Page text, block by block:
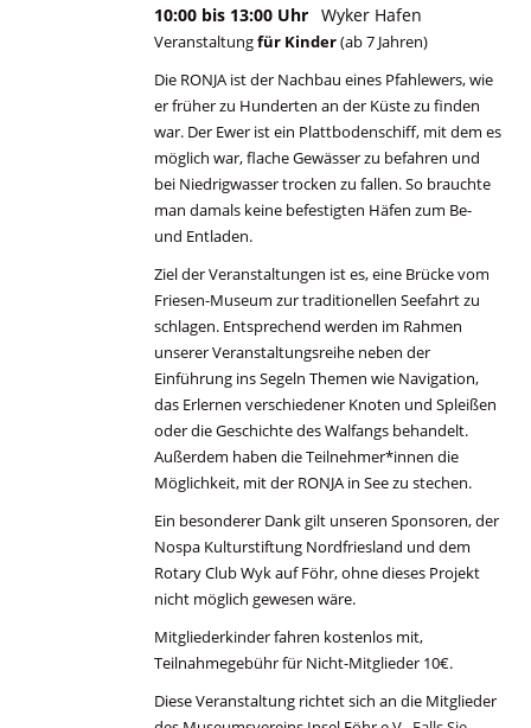
10:00 bis 13:00 Uhr Wyker Hafen
Veranstaltungfür Kinder(ab 7 Jahren)
Die RONJA ist der Nachbau eines Pfahlewers, wie
er früher zu Hunderten an der Küste zu finden
war. Der Ewer ist ein Plattbodenschiff, mit dem es
möglich war, flache Gewässer zu befahren und
bei Niedrigwasser trocken zu fallen. So brauchte
man damals keine befestigten Häfen zum Be-
und Entladen.
Ziel der Veranstaltungen ist es, eine Brücke vom
Friesen-Museum zur traditionellen Seefahrt zu
schlagen. Entsprechend werden im Rahmen
unserer Veranstaltungsreihe neben der
Einführung ins Segeln Themen wie Navigation,
das Erlernen verschiedener Knoten und Spleißen
oder die Geschichte des Walfangs behandelt.
Außerdem haben die Teilnehmer*innen die
Möglichkeit, mit der RONJA in See zu stechen.
Ein besonderer Dank gilt unseren Sponsoren, der
Nospa Kulturstiftung Nordfriesland und dem
Rotary Club Wyk auf Föhr, ohne dieses Projekt
nicht möglich gewesen wäre.
Mitgliederkinder fahren kostenlos mit,
Teilnahmegebühr für Nicht-Mitglieder 10€.
Diese Veranstaltung richtet sich an die Mitglieder